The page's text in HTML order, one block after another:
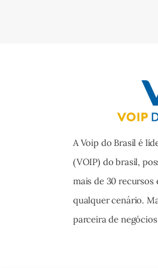
A Voip do Brasil é
(VOIP) do brasil,
mais de 30 recursos
qualquer cenário.
parceira de